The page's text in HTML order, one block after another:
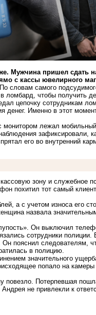
Мужчина пришел сдать
с кассы ювелирного
словам самого
ломбард, чтобы получить
цепочку сотрудникам
денег. Именно в этот
монитором лежал
зафиксировали,
его во внутренний
зону и служебное
похитил тот самый
а с учетом износа его
назвала
Он выключил
сотрудники полиции.
пояснил следователям,
в полицию.
значительного
попало на камеры
повезло. Потерпевшая
не привлекли к